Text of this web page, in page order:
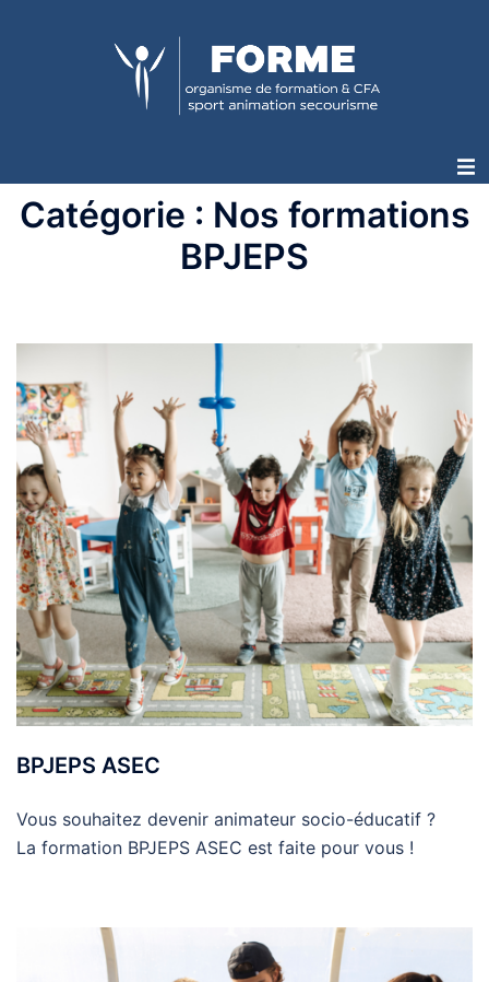
le
Catégorie : Nos formations
BPJEPS
BPJEPS ASEC
Vous souhaitez devenir animateur socio-éducatif ?
La formation BPJEPS ASEC est faite pour vous !